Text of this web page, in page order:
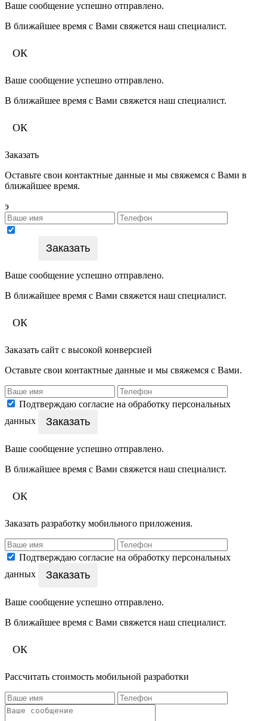
Ваше сообщение успешно отправлено.
В ближайшее время с Вами свяжется наш специалист.
ОК
Ваше сообщение успешно отправлено.
В ближайшее время с Вами свяжется наш специалист.
ОК
Заказать
Оставьте свои контактные данные и мы свяжемся с Вами в
ближайшее время.
э
Заказать
Ваше сообщение успешно отправлено.
В ближайшее время с Вами свяжется наш специалист.
ОК
Заказать сайт с высокой конверсией
Оставьте свои контактные данные и мы свяжемся с Вами.
Подтверждаю согласие на обработку персональных
данных
Заказать
Ваше сообщение успешно отправлено.
В ближайшее время с Вами свяжется наш специалист.
ОК
Заказать разработку мобильного приложения.
Подтверждаю согласие на обработку персональных
данных
Заказать
Ваше сообщение успешно отправлено.
В ближайшее время с Вами свяжется наш специалист.
ОК
Рассчитать стоимость мобильной разработки